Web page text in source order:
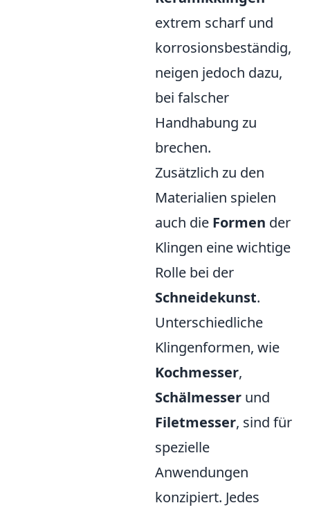
extrem scharf und
korrosionsbeständig,
neigen jedoch dazu,
bei falscher
Handhabung zu
brechen.
Zusätzlich zu den
Materialien spielen
auch die Formen der
Klingen eine wichtige
Rolle bei der
Schneidekunst.
Unterschiedliche
Klingenformen, wie
Kochmesser,
Schälmesser und
Filetmesser, sind für
spezielle
Anwendungen
konzipiert. Jedes